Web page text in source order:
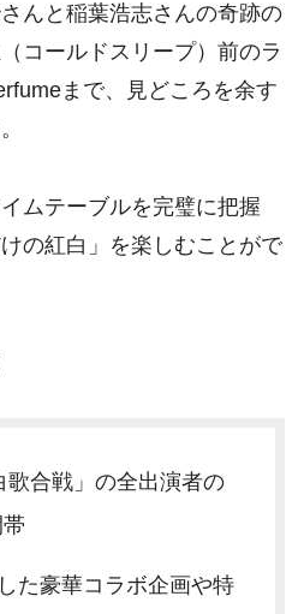
んと稲葉浩志さんの奇跡の
コールドスリープ）前のラ
まで、見どころを余す
ムテーブルを完璧に把握
の紅白」を楽しむことがで
歌合戦」の全出演者の
た豪華コラボ企画や特